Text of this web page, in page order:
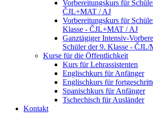
Vorbereitungskurs für
ČJL+MAT / AJ
Vorbereitungskurs für
Klasse - ČJL+MAT / AJ
Ganztägiger Intensiv-
Schüler der 9. Klasse - ČJL/
Kurse für die Öffentlichkeit
Kurs für Lehrassistenten
Englischkurs für Anfänger
Englischkurs für
Spanischkurs für Anfänger
Tschechisch für Ausländer
Kontakt